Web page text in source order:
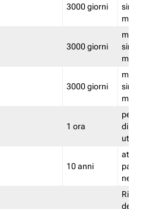
3000 giorni
3000 giorni
3000 giorni
1 ora
di un
10 anni
attiva